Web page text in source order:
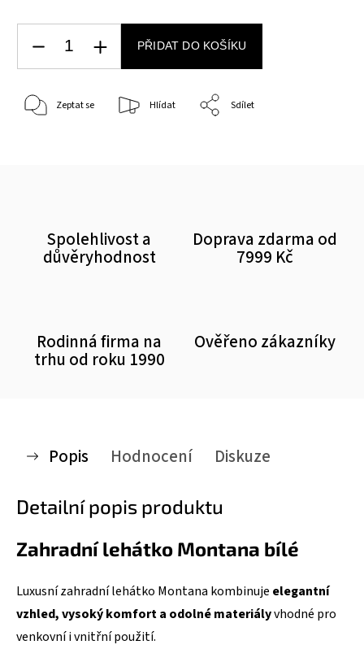
PŘIDAT DO KOŠÍKU
Zeptat se Hlídat Sdílet
Spolehlivost a
důvěryhodnost
Doprava zdarma od
7999 Kč
Rodinná firma na
trhu od roku 1990
Ověřeno zákazníky
Popis Hodnocení Diskuze
Detailní popis produktu
Zahradní lehátko Montana bílé
Luxusní zahradní lehátko Montana kombinuje elegantní
vzhled, vysoký komfort a odolné materiályvhodné pro
venkovní i vnitřní použití.